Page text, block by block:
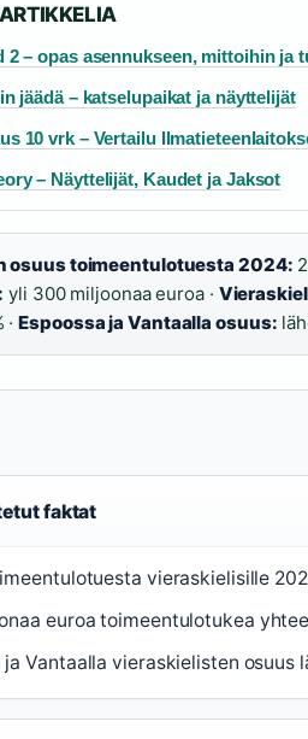
2 – opas asennukseen, mittoihin ja
jäädä – katselupaikat ja näyttelijät
10 vrk – Vertailu
– Näyttelijät, Kaudet ja Jaksot
osuus toimeentulotuesta 2024:
yli 300 miljoonaa euroa ·
·Espoossa ja Vantaalla osuus:
faktat
vieraskielisille
euroa toimeentulotukea
ja Vantaalla vieraskielisten osuus